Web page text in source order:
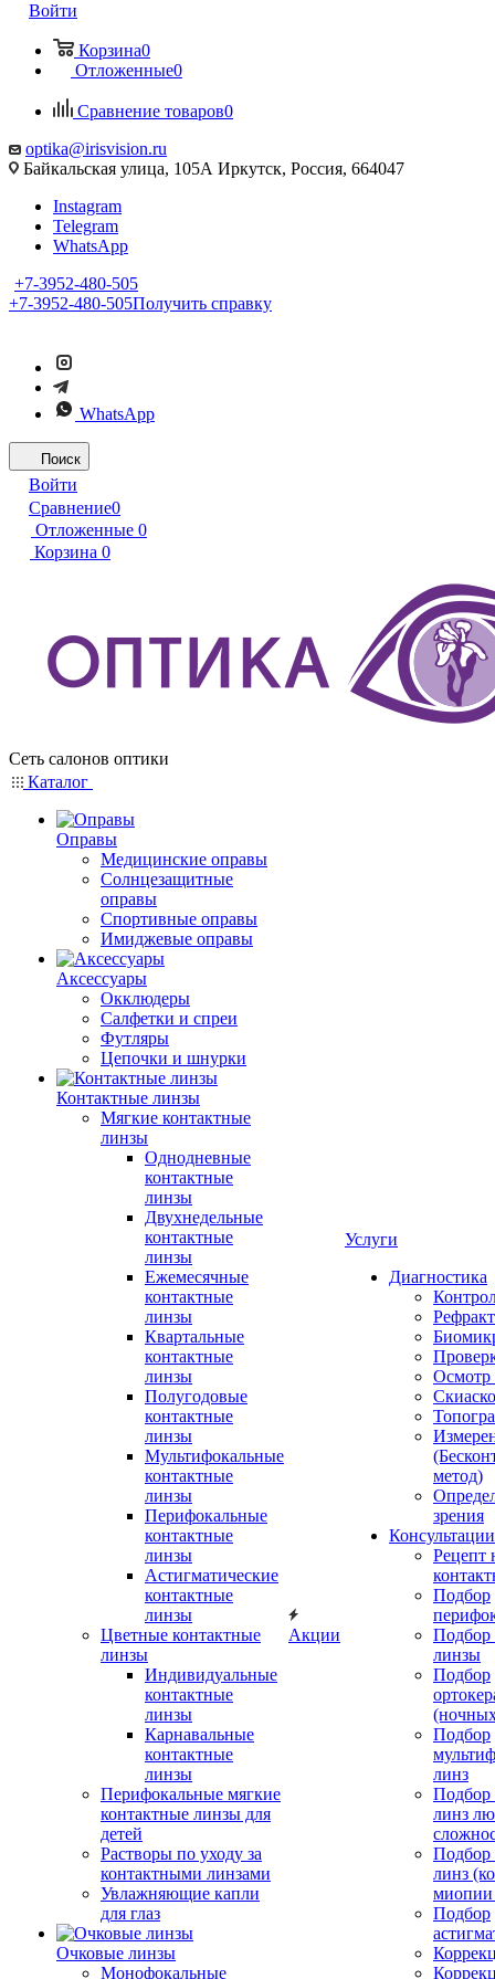
Войти
Корзина0
Отложенные0
Сравнение товаров0
optika@irisvision.ru
Байкальская улица, 105А Иркутск, Россия, 664047
Instagram
Telegram
WhatsApp
+7-3952-480-505
+7-3952-480-505Получить справку
WhatsApp
Поиск
Войти
Сравнение0
Отложенные 0
Корзина 0
Сеть салонов оптики
Каталог
Оправы
Медицинские оправы
Солнцезащитные
оправы
Спортивные оправы
Имиджевые оправы
Аксессуары
Окклюдеры
Салфетки и спреи
Футляры
Цепочки и шнурки
Контактные линзы
Мягкие контактные
линзы
Однодневные
контактные
линзы
Двухнедельные
контактные
линзы
Ежемесячные
контактные
линзы
Квартальные
контактные
линзы
Полугодовые
контактные
линзы
Мультифокальные
контактные
линзы
Перифокальные
контактные
линзы
Астигматические
контактные
линзы
Цветные контактные
линзы
Индивидуальные
контактные
линзы
Карнавальные
контактные
линзы
Перифокальные мягкие
контактные линзы для
детей
Растворы по уходу за
контактными линзами
Увлажняющие капли
для глаз
Очковые линзы
Монофокальные
Акции
Услуги
Диагностика
Осмотр
метод)
зрения
Рецепт
Подбор
Подбор
линзы
Подбор
Подбор
линз
Подбор
линз
Подбор
линз
миопии
Подбор